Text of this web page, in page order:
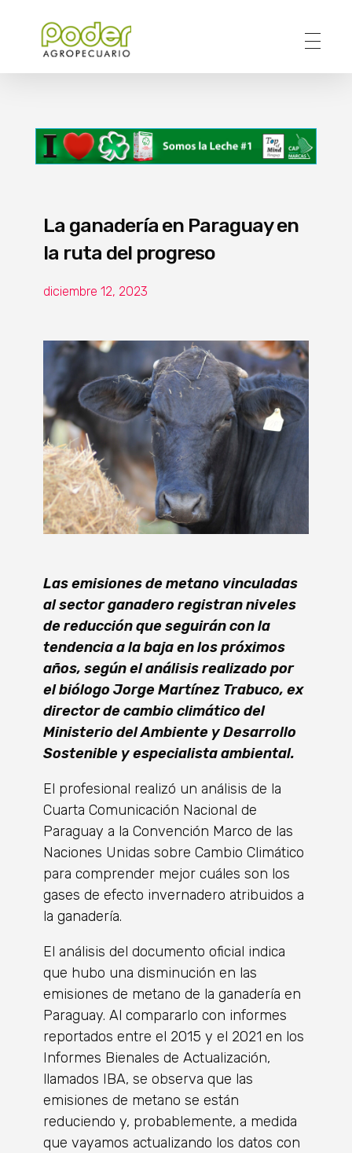
La ganadería en Paraguay en
la ruta del progreso
diciembre 12, 2023
Las emisiones de metano vinculadas
al sector ganadero registran niveles
de reducción que seguirán con la
tendencia a la baja en los próximos
años, según el análisis realizado por
el biólogo Jorge Martínez Trabuco, ex
director de cambio climático del
Ministerio del Ambiente y Desarrollo
Sostenible y especialista ambiental.
El profesional realizó un análisis de la
Cuarta Comunicación Nacional de
Paraguay a la Convención Marco de las
Naciones Unidas sobre Cambio Climático
para comprender mejor cuáles son los
gases de efecto invernadero atribuidos a
la ganadería.
El análisis del documento oficial indica
que hubo una disminución en las
emisiones de metano de la ganadería en
Paraguay. Al compararlo con informes
reportados entre el 2015 y el 2021 en los
Informes Bienales de Actualización,
llamados IBA, se observa que las
emisiones de metano se están
reduciendo y, probablemente, a medida
que vayamos actualizando los datos con